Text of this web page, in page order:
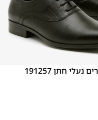
נעלי אלגנט לגברים נעלי חתן 191257